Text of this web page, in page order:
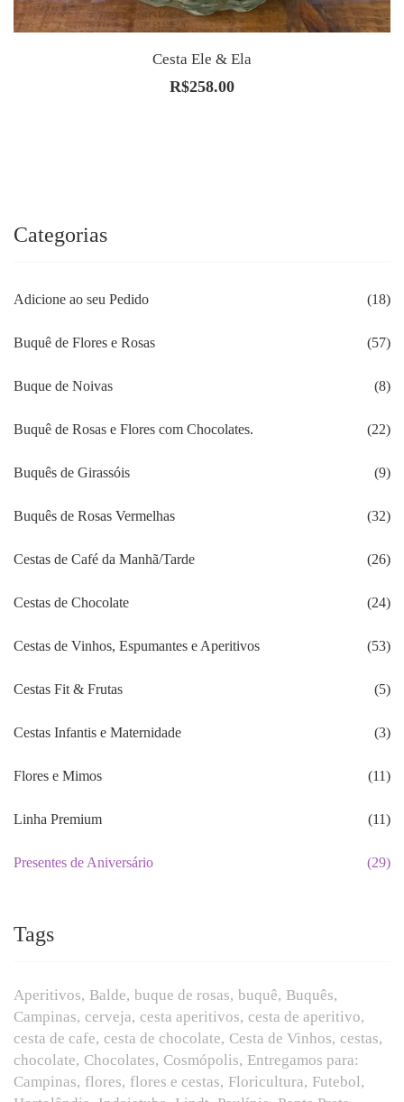
Cesta Ele & Ela
R$258.00
Categorias
Adicione ao seu Pedido (18)
Buquê de Flores e Rosas (57)
Buque de Noivas (8)
Buquê de Rosas e Flores com Chocolates. (22)
Buquês de Girassóis (9)
Buquês de Rosas Vermelhas (32)
Cestas de Café da Manhã/Tarde (26)
Cestas de Chocolate (24)
Cestas de Vinhos, Espumantes e Aperitivos (53)
Cestas Fit & Frutas (5)
Cestas Infantis e Maternidade (3)
Flores e Mimos (11)
Linha Premium (11)
Presentes de Aniversário (29)
Tags
Aperitivos Balde buque de rosas buquê Buquês
Campinas cerveja cesta aperitivos cesta de aperitivo
cesta de cafe cesta de chocolate Cesta de Vinhos cestas
chocolate Chocolates Cosmópolis Entregamos para:
Campinas flores flores e cestas Floricultura Futebol